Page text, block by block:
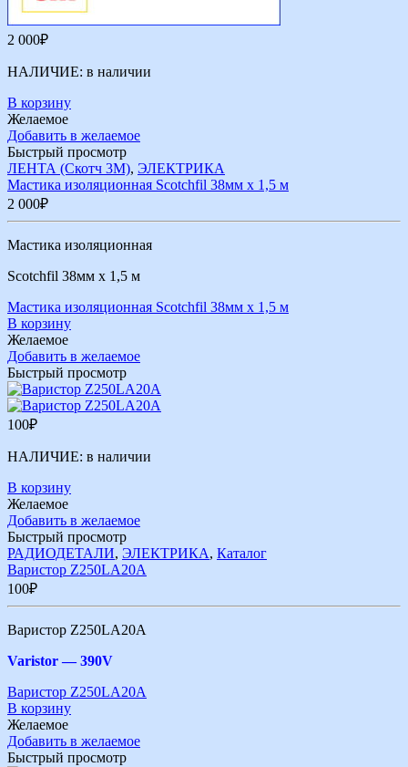
2 000₽
НАЛИЧИЕ: в наличии
В корзину
Желаемое
Добавить в желаемое
Быстрый просмотр
ЛЕНТА (Скотч 3М), ЭЛЕКТРИКА
Мастика изоляционная Scotchfil 38мм х 1,5 м
2 000₽
Мастика изоляционная
Scotchfil 38мм х 1,5 м
Мастика изоляционная Scotchfil 38мм х 1,5 м
В корзину
Желаемое
Добавить в желаемое
Быстрый просмотр
100₽
НАЛИЧИЕ: в наличии
В корзину
Желаемое
Добавить в желаемое
Быстрый просмотр
РАДИОДЕТАЛИ, ЭЛЕКТРИКА, Каталог
Варистор Z250LA20A
100₽
Варистор Z250LA20A
Varistor —390V
Варистор Z250LA20A
В корзину
Желаемое
Добавить в желаемое
Быстрый просмотр